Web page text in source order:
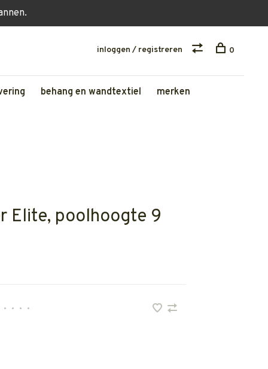
behang en wandtextiel merken
inloggen / registreren 0
Elite, poolhoogte 9
• • • •